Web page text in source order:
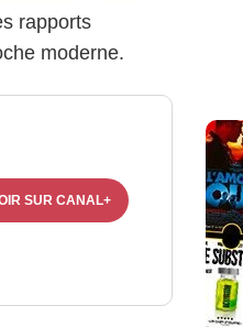
rapports
moderne.
SUR CANAL+